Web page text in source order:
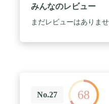
みんなのレビュー
まだレビューはありま
No.27 68